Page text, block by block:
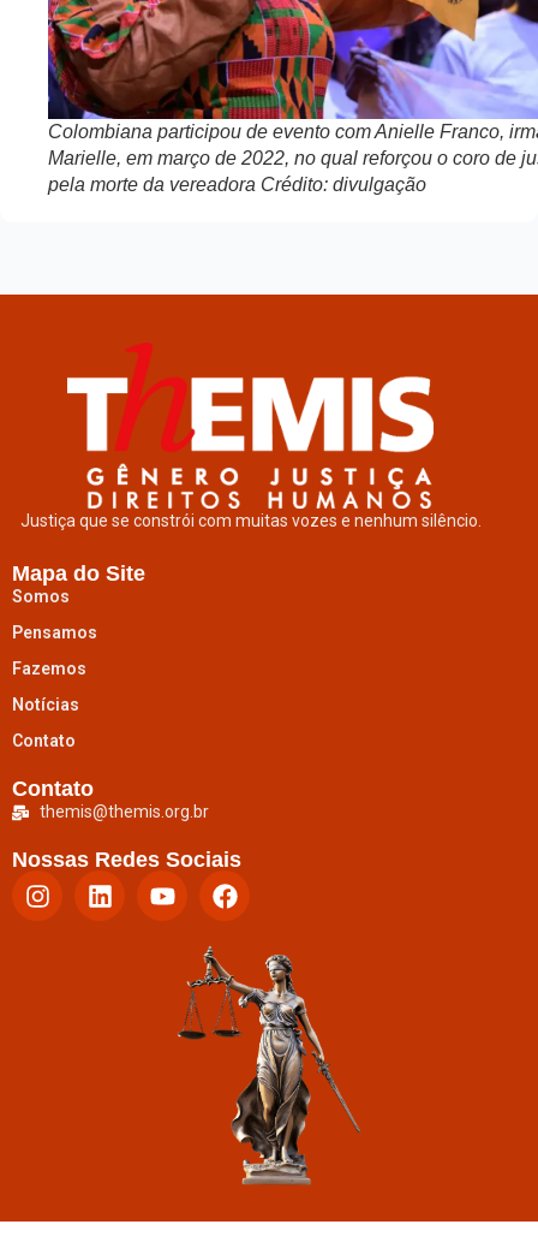
Colombiana participou de evento com Anielle Franco,
Marielle, em março de 2022, no qual reforçou o coro de
pela morte da vereadora Crédito: divulgação
Justiça que se constrói com muitas vozes e nenhum silêncio.
Mapa do Site
Somos
Pensamos
Fazemos
Notícias
Contato
Contato
themis@themis.org.br
Nossas Redes Sociais